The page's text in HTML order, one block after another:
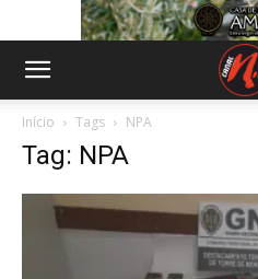
Início Tags NPA
Tag: NPA